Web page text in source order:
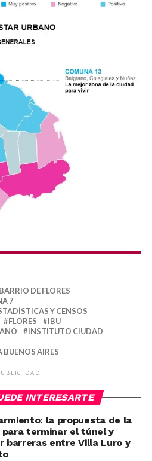
BARRIO DE FLORES
7
Y CENSOS
FLORES
IBU
INSTITUTO CIUDAD
BUENOS AIRES
INTERESARTE
la propuesta de la
para terminar el túnel y
barreras entre Villa Luro y